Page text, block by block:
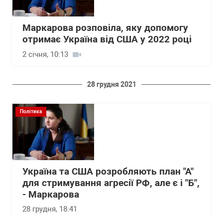
Маркарова розповіла, яку допомогу
отримає Україна від США у 2022 році
2 січня, 10:13
28 грудня 2021
Політика
Україна та США розробляють план "А"
для стримування агресії РФ, але є і "Б",
- Маркарова
28 грудня, 18:41